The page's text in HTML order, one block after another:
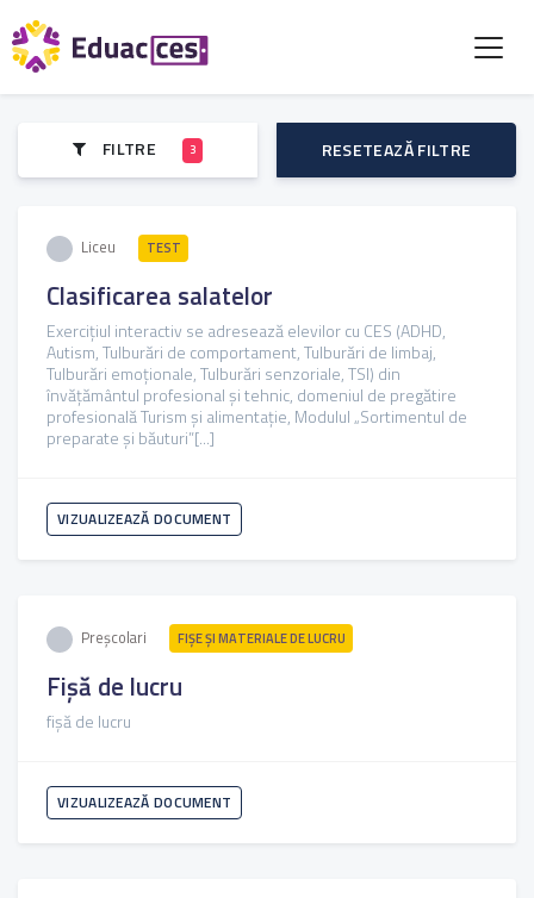
FILTRE 3 RESETEAZĂ FILTRE
Liceu TEST
Clasificarea salatelor
Exercițiul interactiv se adresează elevilor cu CES (ADHD,
Autism, Tulburări de comportament, Tulburări de limbaj,
Tulburări emoționale, Tulburări senzoriale, TSI) din
învățământul profesional și tehnic, domeniul de pregătire
profesională Turism și alimentație, Modulul „Sortimentul de
preparate şi băuturi”[...]
VIZUALIZEAZĂ DOCUMENT
Preșcolari FIŞE ŞI MATERIALE DE LUCRU
Fișă de lucru
fișă de lucru
VIZUALIZEAZĂ DOCUMENT